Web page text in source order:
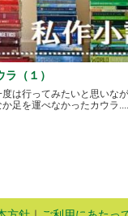
ラ（１）
は行ってみたいと思いな
か足を運べなかったカウラ